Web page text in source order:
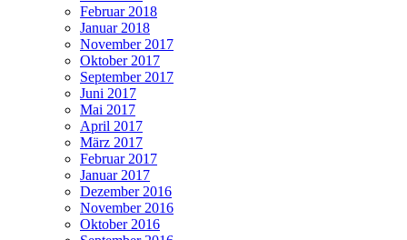
Februar 2018
Januar 2018
November 2017
Oktober 2017
September 2017
Juni 2017
Mai 2017
April 2017
März 2017
Februar 2017
Januar 2017
Dezember 2016
November 2016
Oktober 2016